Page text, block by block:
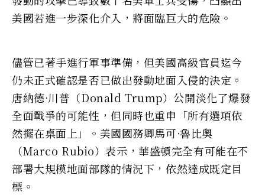
美國若進一步深化介入，將面臨巨大的危險。
儘管已著手進行軍事準備，但美國高級官員迄今
仍未正式確認是否已做出發動地面入侵的決定。
唐納德·川普（Donald Trump）公開淡化了爆發
全面戰爭的可能性，但同時也重申「所有選項依
然擺在桌面上」。美國國務卿馬可·魯比奧
（Marco Rubio）表示，華盛頓完全有可能在不
部署大規模地面部隊的情況下，依然達成既定目
標。